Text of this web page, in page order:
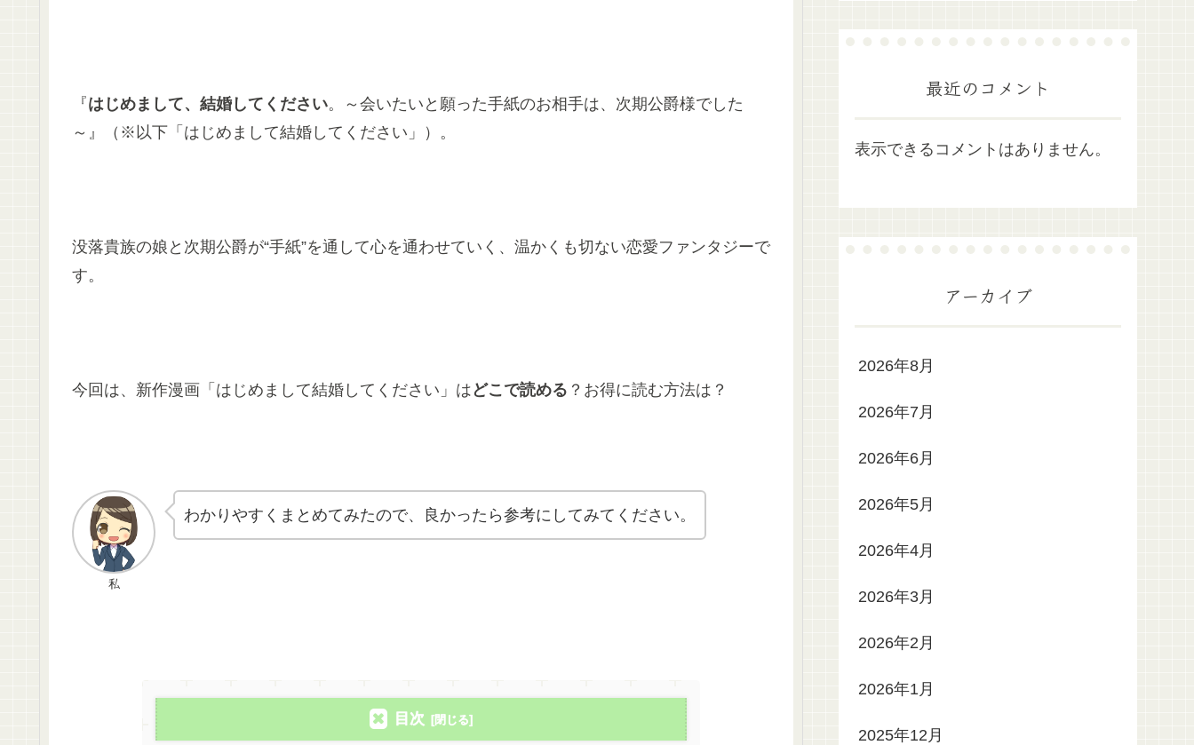
『はじめまして、結婚してください。～会いたいと願った手紙のお相手は、次期公爵様でした
～』（※以下「はじめまして結婚してください」）。
没落貴族の娘と次期公爵が“手紙”を通して心を通わせていく、温かくも切ない恋愛ファンタジーで
す。
今回は、新作漫画「はじめまして結婚してください」は どこで読める ？お得に読む方法は？
私
わかりやすくまとめてみたので、良かったら参考にしてみてください。
目次
最近のコメント
表示できるコメントはありません。
アーカイブ
2026年8月
2026年7月
2026年6月
2026年5月
2026年4月
2026年3月
2026年2月
2026年1月
2025年12月